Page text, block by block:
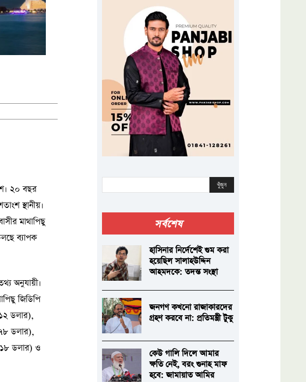
২০ বছর
স্থানীয়।
মাথাপিছু
ব্যাপক
অনুযায়ী।
জিডিপি
ডলার),
ডলার),
ডলার) ও
খুঁজুন
সর্বশেষ
হাসিনার নির্দেশেই গুম করা
হয়েছিল সালাহউদ্দিন
আহমদকে: তদন্ত সংস্থা
জনগণ কখনো রাজাকারদের
গ্রহণ করবে না: প্রতিমন্ত্রী টুকু
কেউ গালি দিলে আমার
ক্ষতি নেই, বরং গুনাহ মাফ
হবে: জামায়াত আমির